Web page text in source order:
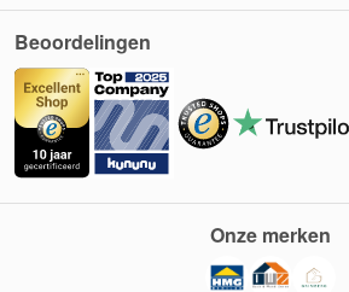
Beoordelingen
Onze merken